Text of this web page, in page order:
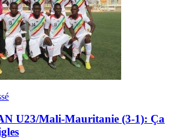
U23/Mali-Mauritanie (3-1): Ça